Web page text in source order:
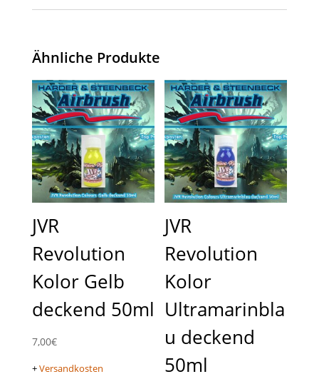
Ähnliche Produkte
JVR
Revolution
Kolor Gelb
deckend 50ml
7,00€
+Versandkosten
JVR
Revolution
Kolor
Ultramarinbla
u deckend
50ml